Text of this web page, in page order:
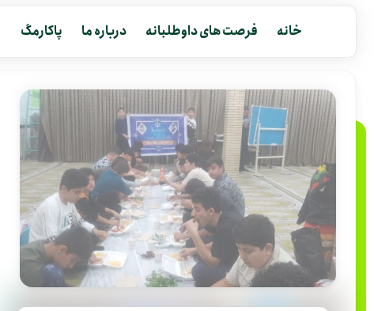
خانه فرصت های داوطلبانه درباره ما پاکارمگ